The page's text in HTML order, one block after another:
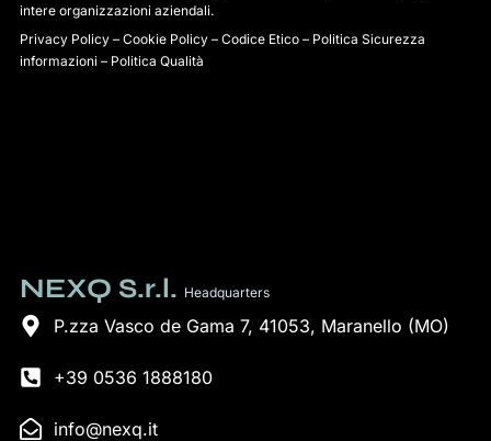
intere organizzazioni aziendali.
Privacy Policy – Cookie Policy – Codice Etico – Politica Sicurezza
informazioni – Politica Qualità
NEXQ S.r.l. Headquarters
P.zza Vasco de Gama 7, 41053, Maranello (MO)
+39 0536 1888180
info@nexq.it